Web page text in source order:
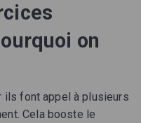
on
font appel à plusieurs
Cela booste le